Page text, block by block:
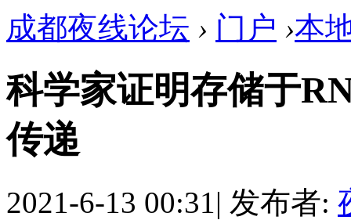
成都夜线论坛 › 门户 ›本
科学家证明存储于
传递
2021-6-13 00:31| 发布者: